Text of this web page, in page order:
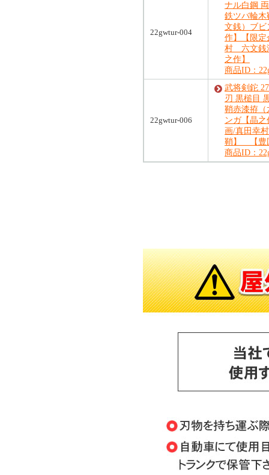
22gwtur-004
ナル白鋼
鉄ツバ輪木
文銭）ブビ
作】【限定
村 六文銭
之作】
商品ID：
22gwtur-006
武将剣鉈
刃 黒槌目
鞘赤漆拵（
ンガ【晶
画/真田幸
鞘】 【豊
商品ID：